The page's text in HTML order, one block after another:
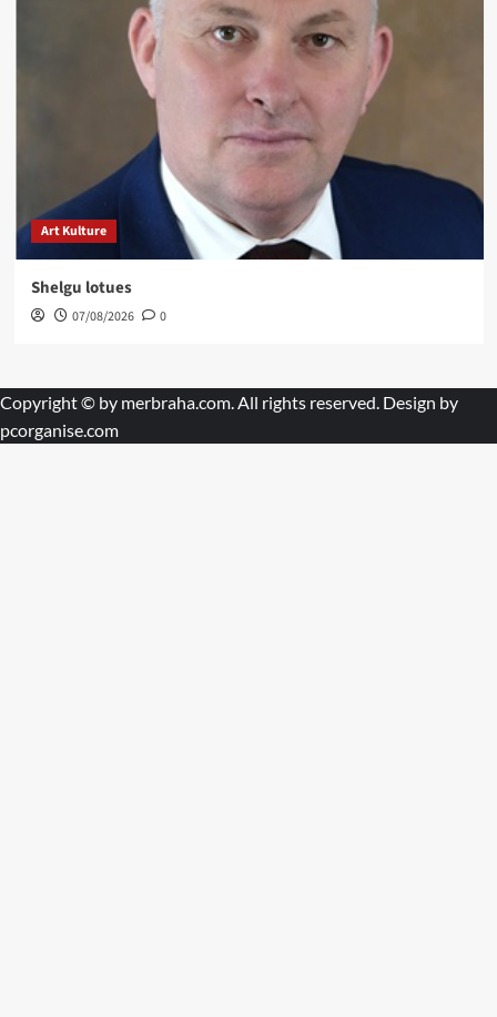
Art Kulture
Shelgu lotues
07/08/2026 0
Copyright © by merbraha.com. All rights reserved. Design by
pcorganise.com